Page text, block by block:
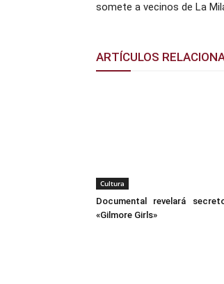
somete a vecinos de La
ARTÍCULOS
Cultura
Documental revelará
«Gilmore Girls»